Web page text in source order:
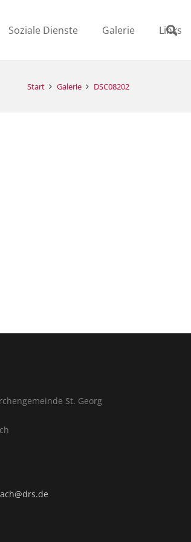
Soziale Dienste Galerie Links
Start Galerie DSC08202
St. Georg